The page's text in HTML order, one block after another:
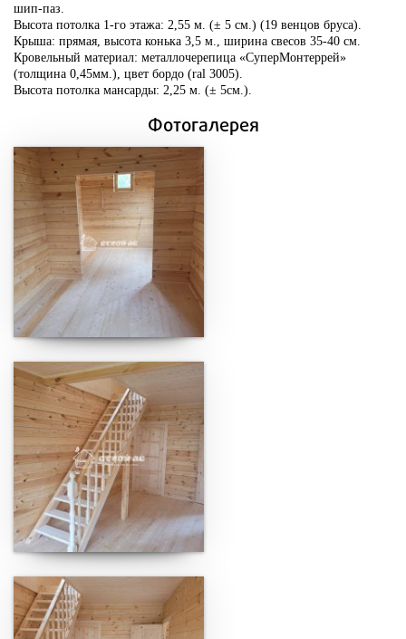
шип-паз.
Высота потолка 1-го этажа: 2,55 м. (± 5 см.) (19 венцов бруса).
Крыша: прямая, высота конька 3,5 м., ширина свесов 35-40 см.
Кровельный материал: металлочерепица «СуперМонтеррей»
(толщина 0,45мм.), цвет бордо (ral 3005).
Высота потолка мансарды: 2,25 м. (± 5см.).
Фотогалерея